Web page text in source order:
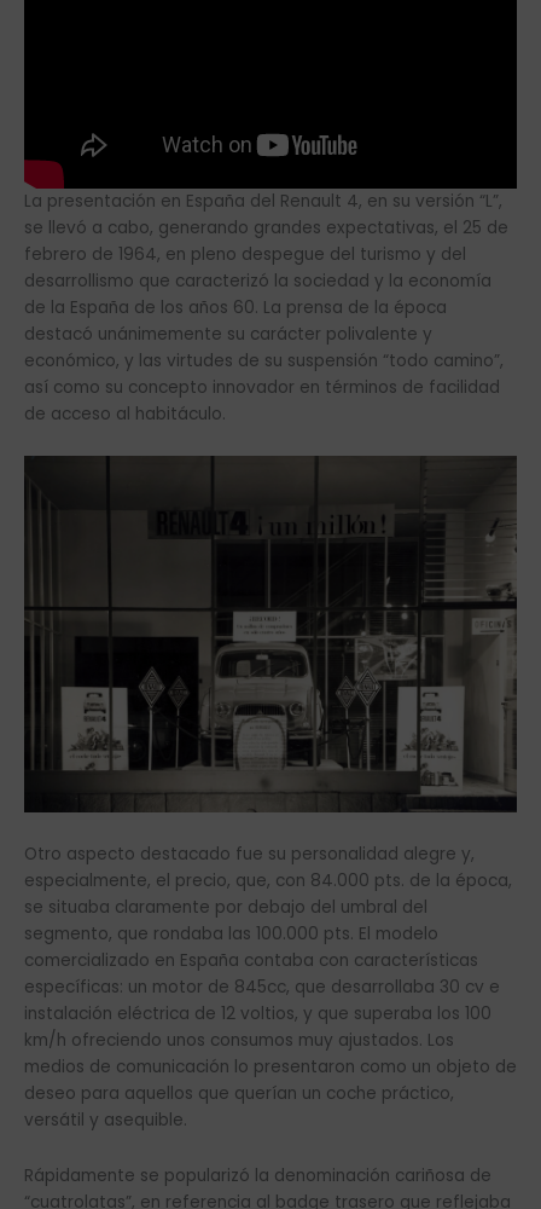
La presentación en España del Renault 4, en su versión “L”,
se llevó a cabo, generando grandes expectativas, el 25 de
febrero de 1964, en pleno despegue del turismo y del
desarrollismo que caracterizó la sociedad y la economía
de la España de los años 60. La prensa de la época
destacó unánimemente su carácter polivalente y
económico, y las virtudes de su suspensión “todo camino”,
así como su concepto innovador en términos de facilidad
de acceso al habitáculo.
Otro aspecto destacado fue su personalidad alegre y,
especialmente, el precio, que, con 84.000 pts. de la época,
se situaba claramente por debajo del umbral del
segmento, que rondaba las 100.000 pts. El modelo
comercializado en España contaba con características
específicas: un motor de 845cc, que desarrollaba 30 cv e
instalación eléctrica de 12 voltios, y que superaba los 100
km/h ofreciendo unos consumos muy ajustados. Los
medios de comunicación lo presentaron como un objeto de
deseo para aquellos que querían un coche práctico,
versátil y asequible.
Rápidamente se popularizó la denominación cariñosa de
“cuatrolatas”, en referencia al badge trasero que reflejaba